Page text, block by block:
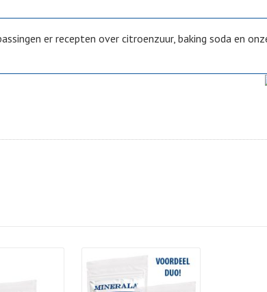
er recepten over citroenzuur, baking soda en